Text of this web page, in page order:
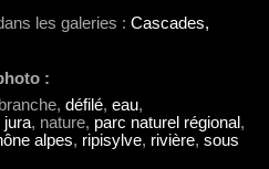
les galeries : Cascades,
:
défilé, eau,
jura, nature, parc naturel régional,
alpes, ripisylve, rivière, sous